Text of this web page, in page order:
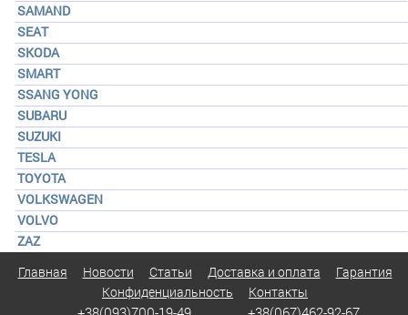
SAMAND
SEAT
SKODA
SMART
SSANG YONG
SUBARU
SUZUKI
TESLA
TOYOTA
VOLKSWAGEN
VOLVO
ZAZ
Главная Новости Статьи Доставка и оплата
Гарантия
Конфиденциальность
Контакты